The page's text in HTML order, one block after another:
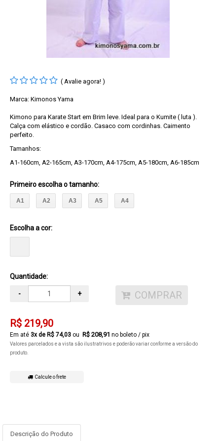
( Avalie agora! )
Marca: Kimonos Yama
Kimono para Karate Start em Brim leve. Ideal para o Kumite ( luta ).
Calça com elástico e cordão. Casaco com cordinhas. Caimento
perfeito.
Tamanhos:
A1-160cm, A2-165cm, A3-170cm, A4-175cm, A5-180cm, A6-185cm
Primeiro escolha o tamanho:
A1 A2 A3 A5 A4
Escolha a cor:
Quantidade:
- + COMPRAR
R$ 219,90
3x de R$ 74,03 R$ 208,91 no boleto / pix
Valores parcelados e a vista são ilustratrivos e poderão variar conforme a versão do
produto.
Calcule o frete
Descrição do Produto